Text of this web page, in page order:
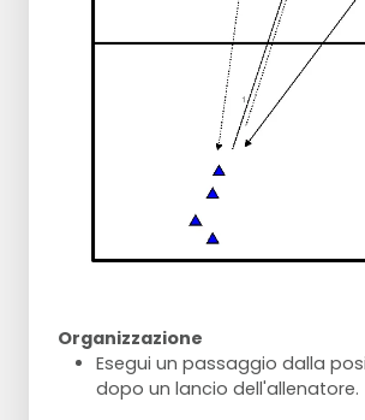
Organizzazione
Esegui un passaggio dalla
dopo un lancio dell'allenatore.